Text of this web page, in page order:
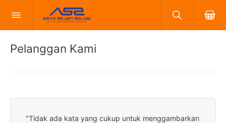
Pelanggan Kami
"Tidak ada kata yang cukup untuk menggambarkan